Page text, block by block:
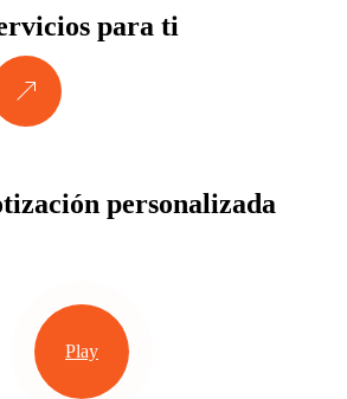
para ti
personalizada
Play